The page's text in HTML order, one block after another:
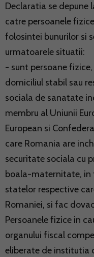
Declaratia se depune
catre persoanele
folosintei bunurilor si
urmatoarele situatii:
- sunt persoane
domiciliul stabil sau
sociala de sanatate
membru al Uniunii
European si
care Romania are
securitate sociala cu
boala-maternitate, in
statelor respective
Romaniei, si fac
Persoanele fizice in
organului fiscal
eliberate de institutia